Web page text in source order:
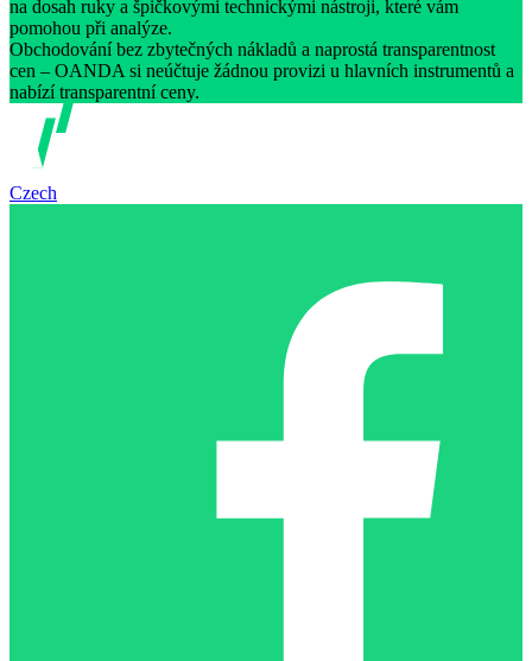
na dosah ruky a špičkovými technickými nástroji, které vám
pomohou při analýze.
Obchodování bez zbytečných nákladů a naprostá transparentnost
cen – OANDA si neúčtuje žádnou provizi u hlavních instrumentů a
nabízí transparentní ceny.
Czech